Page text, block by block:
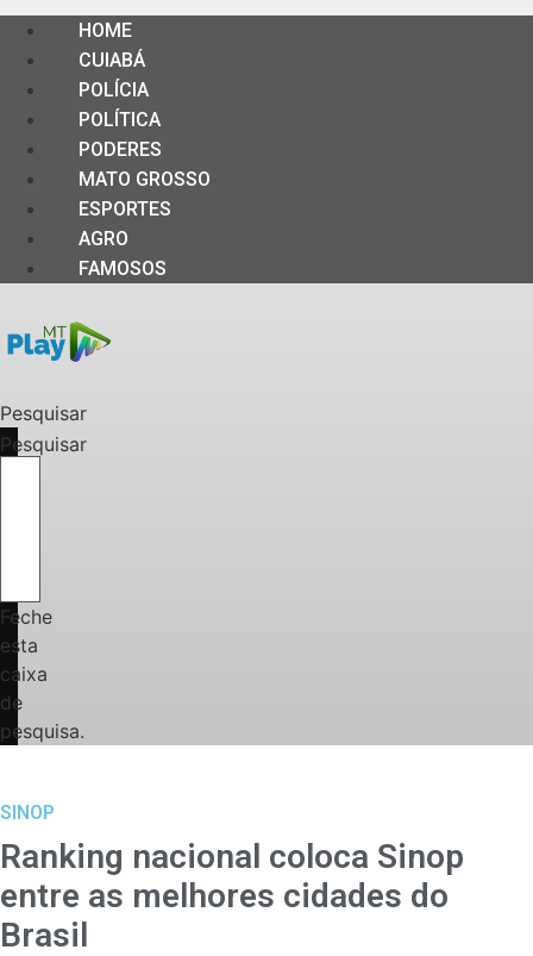
HOME
CUIABÁ
POLÍCIA
POLÍTICA
PODERES
MATO GROSSO
ESPORTES
AGRO
FAMOSOS
Pesquisar
Pesquisar
Feche
esta
caixa
de
pesquisa.
SINOP
Ranking nacional coloca Sinop
entre as melhores cidades do
Brasil